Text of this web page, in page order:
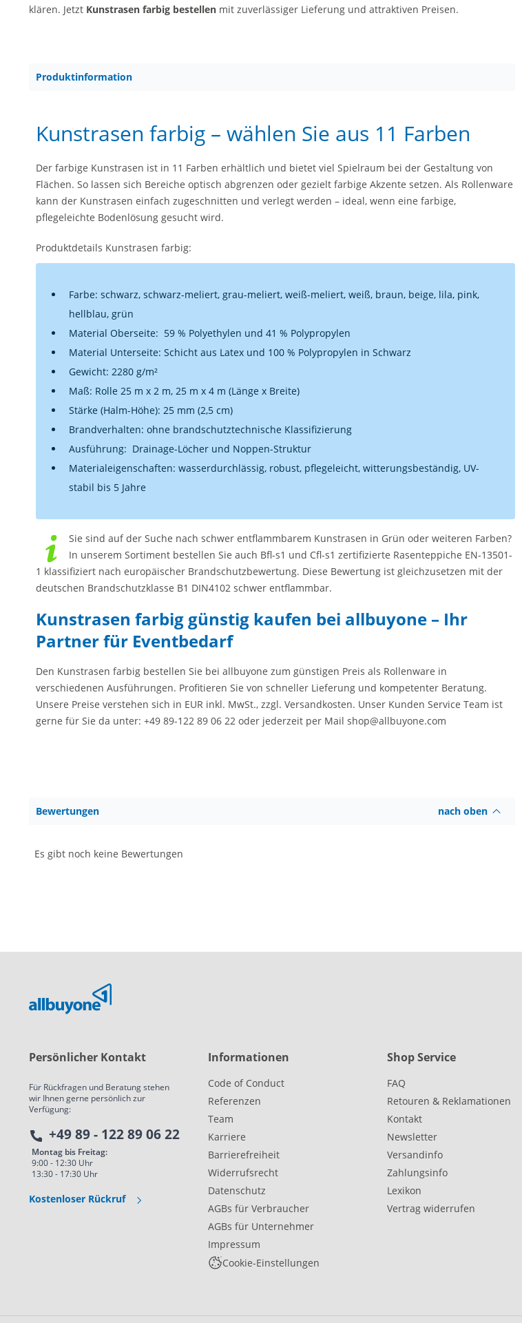
klären. Jetzt Kunstrasen farbig bestellen mit zuverlässiger Lieferung und attraktiven Preisen.
Produktinformation
Kunstrasen farbig – wählen Sie aus 11 Farben
Der farbige Kunstrasen ist in 11 Farben erhältlich und bietet viel Spielraum bei der Gestaltung von
Flächen. So lassen sich Bereiche optisch abgrenzen oder gezielt farbige Akzente setzen. Als Rollenware
kann der Kunstrasen einfach zugeschnitten und verlegt werden – ideal, wenn eine farbige,
pflegeleichte Bodenlösung gesucht wird.
Produktdetails Kunstrasen farbig:
Farbe: schwarz, schwarz-meliert, grau-meliert, weiß-meliert, weiß, braun, beige, lila, pink,
hellblau, grün
Material Oberseite: 59 % Polyethylen und 41 % Polypropylen
Material Unterseite: Schicht aus Latex und 100 % Polypropylen in Schwarz
Gewicht: 2280 g/m²
Maß: Rolle 25 m x 2 m, 25 m x 4 m (Länge x Breite)
Stärke (Halm-Höhe): 25 mm (2,5 cm)
Brandverhalten: ohne brandschutztechnische Klassifizierung
Ausführung: Drainage-Löcher und Noppen-Struktur
Materialeigenschaften: wasserdurchlässig, robust, pflegeleicht, witterungsbeständig, UV-
stabil bis 5 Jahre
Sie sind auf der Suche nach schwer entflammbarem Kunstrasen in Grün oder weiteren Farben?
In unserem Sortiment bestellen Sie auch Bfl-s1 und Cfl-s1 zertifizierte Rasenteppiche EN-13501-
1 klassifiziert nach europäischer Brandschutzbewertung. Diese Bewertung ist gleichzusetzen mit der
deutschen Brandschutzklasse B1 DIN4102 schwer entflammbar.
Kunstrasen farbig günstig kaufen bei allbuyone – Ihr
Partner für Eventbedarf
Den Kunstrasen farbig bestellen Sie bei allbuyone zum günstigen Preis als Rollenware in
verschiedenen Ausführungen. Profitieren Sie von schneller Lieferung und kompetenter Beratung.
Unsere Preise verstehen sich in EUR inkl. MwSt., zzgl. Versandkosten. Unser Kunden Service Team ist
gerne für Sie da unter: +49 89-122 89 06 22 oder jederzeit per Mail shop@allbuyone.com
Bewertungen nach oben
Es gibt noch keine Bewertungen
Persönlicher Kontakt
Für Rückfragen und Beratung stehen
wir Ihnen gerne persönlich zur
Verfügung:
+49 89 - 122 89 06 22
Montag bis Freitag:
9:00 - 12:30 Uhr
13:30 - 17:30 Uhr
Kostenloser Rückruf
Informationen
Code of Conduct
Referenzen
Team
Karriere
Barrierefreiheit
Widerrufsrecht
Datenschutz
AGBs für Verbraucher
AGBs für Unternehmer
Impressum
Cookie-Einstellungen
Shop Service
FAQ
Retouren & Reklamationen
Kontakt
Newsletter
Versandinfo
Zahlungsinfo
Lexikon
Vertrag widerrufen